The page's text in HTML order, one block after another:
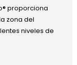
proporciona
zona del
niveles de